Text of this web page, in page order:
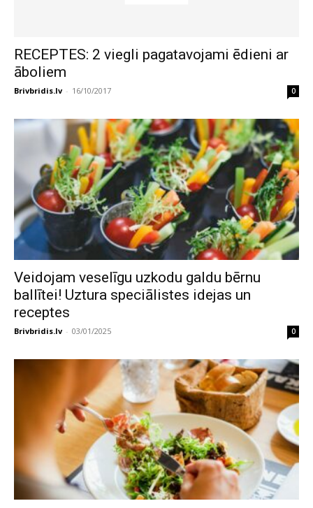
RECEPTES: 2 viegli pagatavojami ēdieni ar
āboliem
Brivbridis.lv - 16/10/2017 0
Veidojam veselīgu uzkodu galdu bērnu
ballītei! Uztura speciālistes idejas un
receptes
Brivbridis.lv - 03/01/2025 0